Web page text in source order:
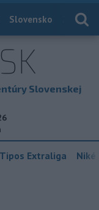
Slovensko
Slovenskej
Tipos Extraliga